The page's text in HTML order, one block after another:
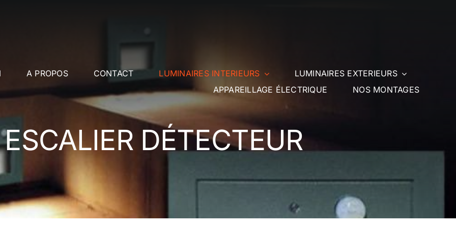
A PROPOS CONTACT LUMINAIRES INTERIEURS
LUMINAIRES EXTERIEURS
APPAREILLAGE ÉLECTRIQUE
NOS MONTAGES
DÉTECTEUR